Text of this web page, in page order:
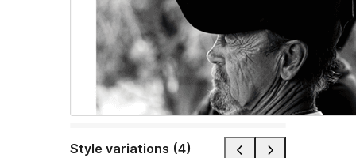
Style variations (4)